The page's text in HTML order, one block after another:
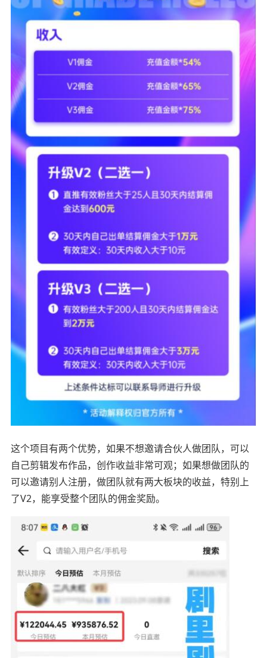
这个项目有两个优势，如果不想邀请合伙人做团队，可以
自己剪辑发布作品，创作收益非常可观；如果想做团队的
可以邀请别人注册，做团队就有两大板块的收益，特别上
了V2，能享受整个团队的佣金奖励。